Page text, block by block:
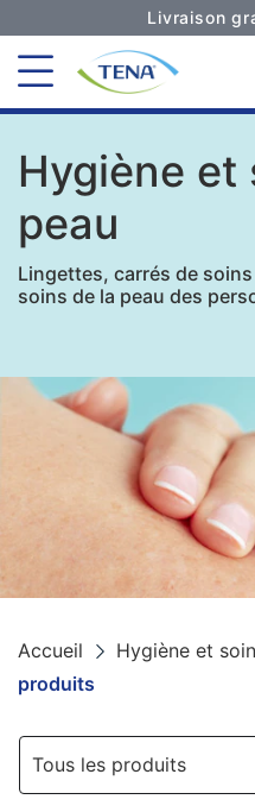
Livraison
Hygiène et
peau
Lingettes, carrés de
soins de la peau des
Accueil Hygiène et
produits
Tous les produits